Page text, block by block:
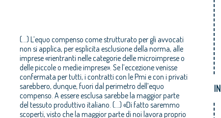
(...) L’equo compenso come strutturato per gli avvocati
non si applica, per esplicita esclusione della norma, alle
imprese «rientranti nelle categorie delle microimprese o
delle piccole o medie imprese». Se l’eccezione venisse
confermata per tutti, i contratti con le Pmi e con i privati
sarebbero, dunque, fuori dal perimetro dell’equo
compenso. A essere esclusa sarebbe la maggior parte
del tessuto produttivo italiano. (...) «Di fatto saremmo
scoperti, visto che la maggior parte di noi lavora proprio